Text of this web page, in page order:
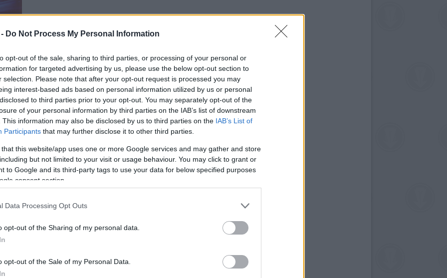
Do Not Process My Personal Information
opt-out of the sale, sharing to third parties, or processing of your personal or
for targeted advertising by us, please use the below opt-out section to
selection. Please note that after your opt-out request is processed you may
interest-based ads based on personal information utilized by us or personal
to third parties prior to your opt-out. You may separately opt-out of the
of your personal information by third parties on the IAB’s list of downstream
This information may also be disclosed by us to third parties on the IAB’s List of
Participants that may further disclose it to other third parties.
that this website/app uses one or more Google services and may gather and store
but not limited to your visit or usage behaviour. You may click to grant or
to Google and its third-party tags to use your data for below specified purposes
consent section.
Data Processing Opt Outs
opt-out of the Sharing of my personal data.
opt-out of the Sale of my Personal Data.
találkozik
2018. 08. 13.|Kultúrpart
Augusztus 30. és szeptember 2. között a Zsámbéki
Színházi Bázison találjuk a III. UbikEklektik összművészeti
fesztivált.
tovább
2018. 08. 10.| Kultúrpart
A TranzDanz kortárs tánc társulat először vendégszerepel
a Zsámbéki Bázison, mindjárt két díjnyertes koreográfiát is
bemutatnak augusztus 10-én és 11-én. Kovács Gerzson
December 8-án és 9-én először látható Budapesten a